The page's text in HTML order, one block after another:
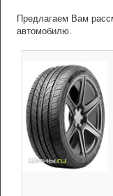
Предлагаем Вам
автомобилю.